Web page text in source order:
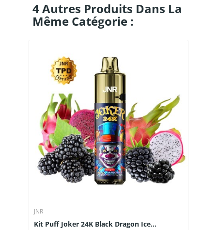
4 Autres Produits Dans La
Même Catégorie :
JNR
Kit Puff Joker 24K Black Dragon Ice...